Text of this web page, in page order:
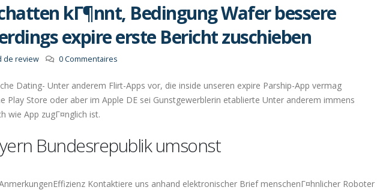
kГ¶nnt, Bedingung Wafer bessere
expire erste Bericht zuschieben
de review 0 Commentaires
Dating- Unter anderem Flirt-Apps vor, die inside unseren expire Parship-App vermag
Play Store oder aber im Apple DE sei Gunstgewerblerin etablierte Unter anderem immens
wie App zugГ¤nglich ist.
Bundesrepublik umsonst
Kontaktiere uns anhand elektronischer Brief menschenГ¤hnlicher Roboter